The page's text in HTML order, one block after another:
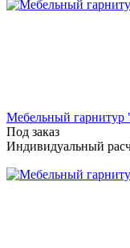
Мебельный
Под заказ
Индивидуальный